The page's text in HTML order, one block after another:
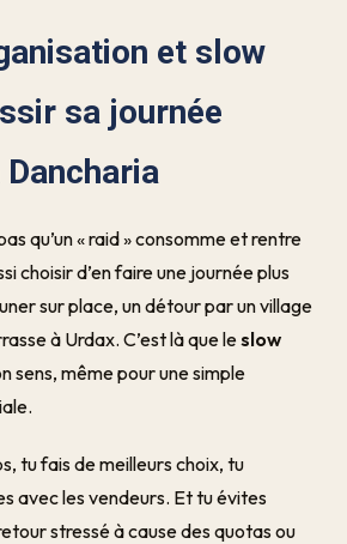
et slow
sa journée
qu’un « raid » consomme et rentre
choisir d’en faire une journée plus
sur place, un détour par un village
à Urdax. C’est là que leslow
sens, même pour une simple
tu fais de meilleurs choix, tu
avec les vendeurs. Et tu évites
stressé à cause des quotas ou